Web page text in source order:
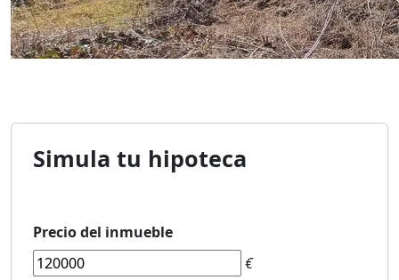
Simula tu hipoteca
Precio del inmueble
€